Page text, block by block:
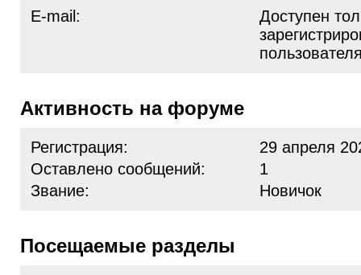
E-mail:
Доступен
Активность на форуме
Регистрация:
29 апреля
Оставлено сообщений:
1
Звание:
Новичок
Посещаемые разделы